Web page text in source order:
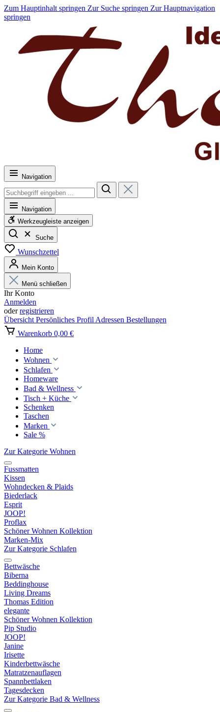
Zum Hauptinhalt springen Zur Suche springen Zur Hauptnavigation
springen
Navigation
Navigation
Werkzeugleiste anzeigen
Suche
Wunschzettel
Mein Konto
Menü schließen
Ihr Konto
Anmelden
oderregistrieren
Übersicht Persönliches Profil Adressen Bestellungen
Warenkorb 0,00 €
Home
Wohnen
Schlafen
Homeware
Bad & Wellness
Tisch + Küche
Schenken
Taschen
Marken
Sale %
Zur Kategorie Wohnen
Fussmatten
Kissen
Wohndecken & Plaids
Biederlack
Esprit
JOOP!
Proflax
Schöner Wohnen Kollektion
Marken-Mix
Zur Kategorie Schlafen
Bettwäsche
Biberna
Beddinghouse
Living Dreams
Thomas Edition
elegante
Schöner Wohnen Kollektion
Pip Studio
JOOP!
Janine
Irisette
Kinderbettwäsche
Matratzenauflagen
Spannbettlaken
Tagesdecken
Zur Kategorie Bad & Wellness